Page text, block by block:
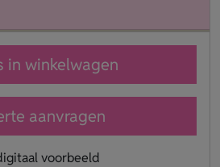
in winkelwagen
aanvragen
voorbeeld